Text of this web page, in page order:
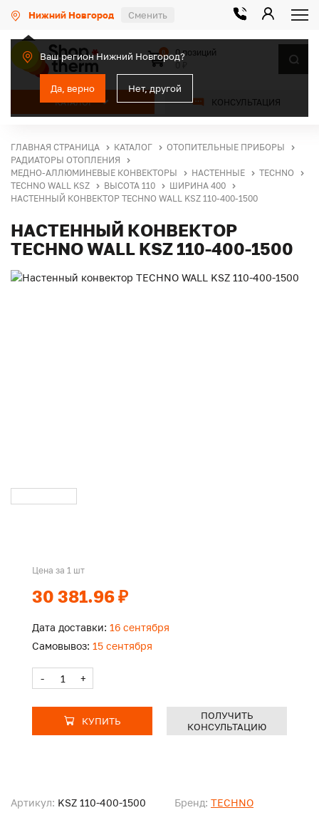
Нижний Новгород Сменить
Ваш регион Нижний Новгород?
Да, верно Нет, другой
КАТАЛОГ КОНСУЛЬТАЦИЯ
0
0 позиций
ГЛАВНАЯ СТРАНИЦА КАТАЛОГ
ОТОПИТЕЛЬНЫЕ ПРИБОРЫ
РАДИАТОРЫ ОТОПЛЕНИЯ
МЕДНО-АЛЛЮМИНЕВЫЕ КОНВЕКТОРЫ
НАСТЕННЫЕ
TECHNO
TECHNO WALL KSZ
ВЫСОТА 110
ШИРИНА 400
НАСТЕННЫЙ КОНВЕКТОР TECHNO WALL KSZ 110-400-1500
НАСТЕННЫЙ КОНВЕКТОР
TECHNO WALL KSZ 110-400-1500
Артикул: KSZ 110-400-1500 Бренд: TECHNO
Цена за 1 шт
30 381.96 ₽
Дата доставки: 16 сентября
Самовывоз: 15 сентября
- +
КУПИТЬ
ПОЛУЧИТЬ
КОНСУЛЬТАЦИЮ